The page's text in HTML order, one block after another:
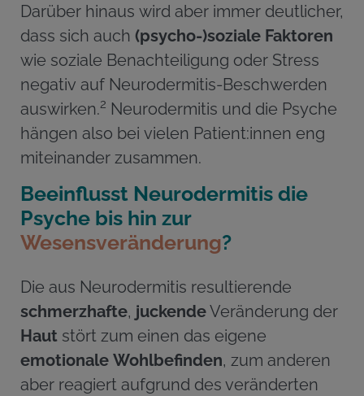
Darüber hinaus wird aber immer deutlicher,
dass sich auch (psycho-)soziale Faktoren
wie soziale Benachteiligung oder Stress
negativ auf Neurodermitis-Beschwerden
auswirken.2 Neurodermitis und die Psyche
hängen also bei vielen Patient:innen eng
miteinander zusammen.
Beeinflusst Neurodermitis die
Psyche bis hin zur
Wesensveränderung?
Die aus Neurodermitis resultierende
schmerzhafte, juckendeVeränderung der
Haut stört zum einen das eigene
emotionale Wohlbefinden, zum anderen
aber reagiert aufgrund des veränderten